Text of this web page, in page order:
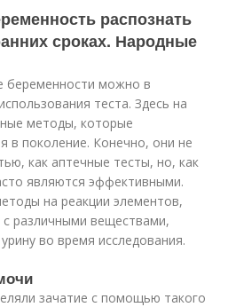
распознать
сроках. Народные
беременности можно в
теста. Здесь на
методы, которые
в поколение. Конечно, они не
как аптечные тесты, но, как
являются эффективными.
на реакции элементов,
различными веществами,
во время исследования.
зачатие с помощью такого